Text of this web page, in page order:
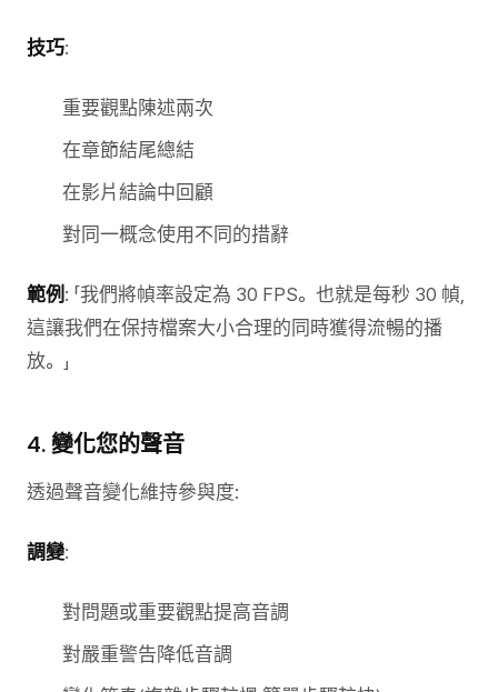
技巧:
重要觀點陳述兩次
在章節結尾總結
在影片結論中回顧
對同一概念使用不同的措辭
範例 : 「我們將幀率設定為 30 FPS。也就是每秒 30 幀,
這讓我們在保持檔案大小合理的同時獲得流暢的播
放。」
4. 變化您的聲音
透過聲音變化維持參與度:
調變:
對問題或重要觀點提高音調
對嚴重警告降低音調